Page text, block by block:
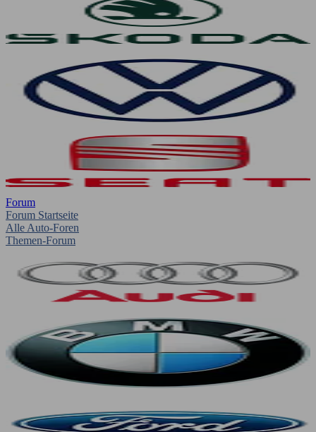
Forum
Forum Startseite
Alle Auto-Foren
Themen-Forum